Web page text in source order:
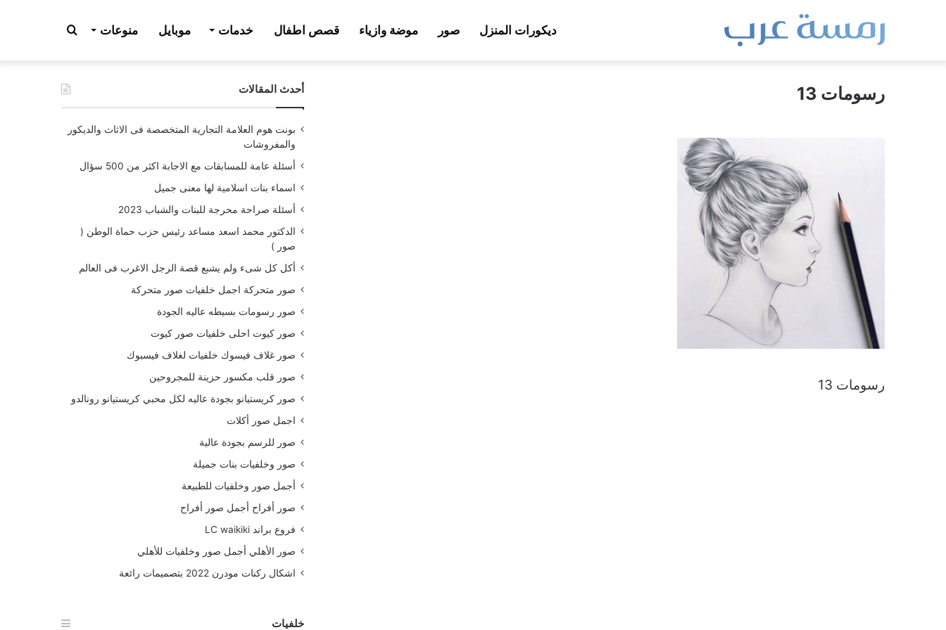
ديكورات المنزل صور موضة وازياء قصص اطفال خدمات موبايل منوعات بحث
عن رسومات 13
رسومات 13
أحدث المقالات
بونت هوم العلامة التجارية المتخصصة فى الاثاث والديكور
والمفروشات
أسئلة عامة للمسابقات مع الاجابة اكثر من 500 سؤال
اسماء بنات اسلامية لها معنى جميل
أسئلة صراحة محرجة للبنات والشباب 2023
الدكتور محمد اسعد مساعد رئيس حزب حماة الوطن (
صور )
أكل كل شىء ولم يشبع قصة الرجل الاغرب فى العالم
صور متحركة اجمل خلفيات صور متحركة
صور رسومات بسيطه عاليه الجودة
صور كيوت احلى خلفيات صور كيوت
صور غلاف فيسوك خلفيات لغلاف فيسبوك
صور قلب مكسور حزينة للمجروحين
صور كريستيانو بجودة عاليه لكل محبي كريستيانو رونالدو
اجمل صور أكلات
صور للرسم بجودة عالية
صور وخلفيات بنات جميلة
أجمل صور وخلفيات للطبيعة
صور أفراح أجمل صور أفراح
فروع براند LC waikiki
صور الأهلي أجمل صور وخلفيات للأهلي
اشكال ركنات مودرن 2022 بتصميمات رائعة
خلفيات